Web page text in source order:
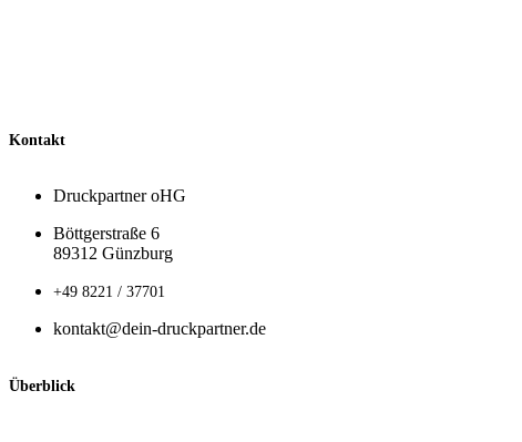
Kontakt
Druckpartner oHG
Böttgerstraße 6
89312 Günzburg
+49 8221 / 37701
kontakt@dein-druckpartner.de
Überblick